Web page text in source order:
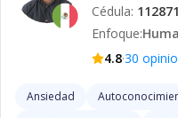
Cédula:
Enfoque:
4.8·30
Ansiedad